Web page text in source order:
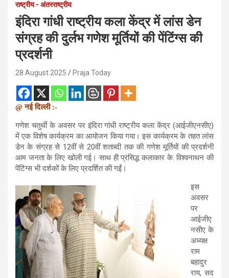
राष्ट्रीय - अंतरराष्ट्रीय
इंदिरा गांधी राष्ट्रीय कला केंद्र में लांस डेन
संग्रह की दुर्लभ गणेश मूर्तियों की पेंटिंग्स की
प्रदर्शनी
28 August 2025 Praja Today
@ नई दिल्ली :-
गणेश चतुर्थी के अवसर पर इंदिरा गांधी राष्ट्रीय कला केंद्र (आईजीएनसीए)
में एक विशेष कार्यक्रम का आयोजन किया गया। इस कार्यक्रम के तहत लांस
डेन के संग्रह से 12वीं से 20वीं शताब्दी तक की गणेश मूर्तियों की प्रदर्शनी
आम जनता के लिए खोली गई। साथ ही प्रसिद्ध कलाकार के. विश्वनाथन की
पेंटिंग्स भी दर्शकों के लिए प्रदर्शित की गईं।
इस
अवसर
पर
आईजीए
नसीए के
अध्यक्ष
राम
बहादुर
राय, सद